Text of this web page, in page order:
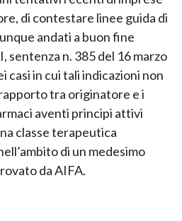
di contestare linee guida di
andati a buon fine
sentenza n. 385 del 16 marzo
casi in cui tali indicazioni non
tra originatore e i
aventi principi attivi
classe terapeutica
di un medesimo
da AIFA.